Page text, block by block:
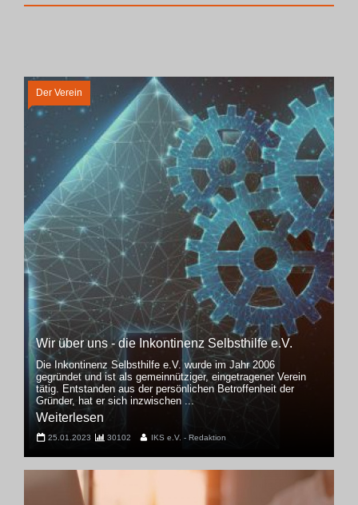
Der Verein
Wir über uns - die Inkontinenz Selbsthilfe e.V.
Die Inkontinenz Selbsthilfe e.V. wurde im Jahr 2006
gegründet und ist als gemeinnütziger, eingetragener Verein
tätig. Entstanden aus der persönlichen Betroffenheit der
Gründer, hat er sich inzwischen ...
Weiterlesen
25.01.2023 30102 IKS e.V. - Redaktion